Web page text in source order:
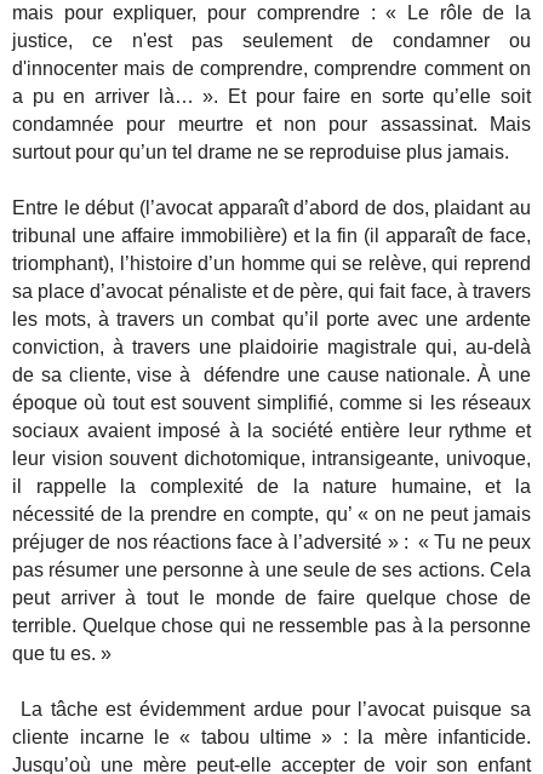
mais pour expliquer, pour comprendre : « Le rôle de la
justice, ce n'est pas seulement de condamner ou
d'innocenter mais de comprendre, comprendre comment on
a pu en arriver là… ». Et pour faire en sorte qu’elle soit
condamnée pour meurtre et non pour assassinat. Mais
surtout pour qu’un tel drame ne se reproduise plus jamais.
Entre le début (l’avocat apparaît d’abord de dos, plaidant au
tribunal une affaire immobilière) et la fin (il apparaît de face,
triomphant), l’histoire d’un homme qui se relève, qui reprend
sa place d’avocat pénaliste et de père, qui fait face, à travers
les mots, à travers un combat qu’il porte avec une ardente
conviction, à travers une plaidoirie magistrale qui, au-delà
de sa cliente, vise à défendre une cause nationale. À une
époque où tout est souvent simplifié, comme si les réseaux
sociaux avaient imposé à la société entière leur rythme et
leur vision souvent dichotomique, intransigeante, univoque,
il rappelle la complexité de la nature humaine, et la
nécessité de la prendre en compte, qu’ « on ne peut jamais
préjuger de nos réactions face à l’adversité » : « Tu ne peux
pas résumer une personne à une seule de ses actions. Cela
peut arriver à tout le monde de faire quelque chose de
terrible. Quelque chose qui ne ressemble pas à la personne
que tu es. »
La tâche est évidemment ardue pour l’avocat puisque sa
cliente incarne le « tabou ultime » : la mère infanticide.
Jusqu’où une mère peut-elle accepter de voir son enfant